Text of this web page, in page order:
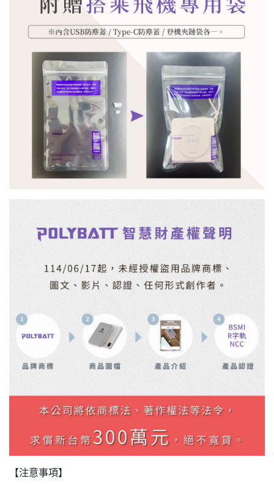
【注意事項】